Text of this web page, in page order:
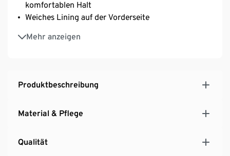
komfortablen Halt
Weiches Lining auf der Vorderseite
Mehr anzeigen
Das Hauptmaterial dieses Produkts hat die OEKO-
TEX® STANDARD 100 Zertifizierung
Produktbeschreibung
Material & Pflege
Qualität